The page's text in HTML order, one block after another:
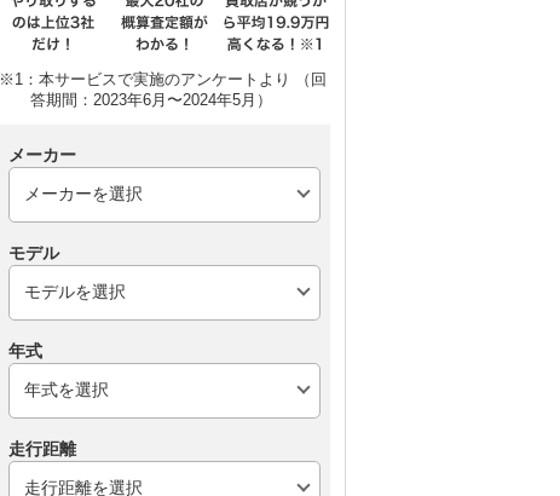
※1：本サービスで実施のアンケートより （回
答期間：2023年6月〜2024年5月）
メーカー
モデル
年式
走行距離